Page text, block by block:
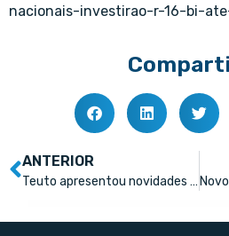
nacionais-investirao-r-16-bi-
ANTERIOR
Teuto apresentou novidades no Conexão Farma 2024